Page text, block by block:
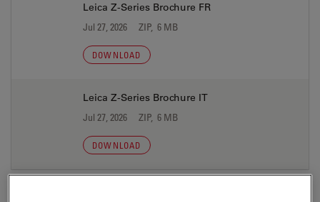
Leica Z-Series Brochure FR
Jul 27, 2026 ZIP, 6 MB
DOWNLOAD
Leica Z-Series Brochure IT
Jul 27, 2026 ZIP, 6 MB
DOWNLOAD